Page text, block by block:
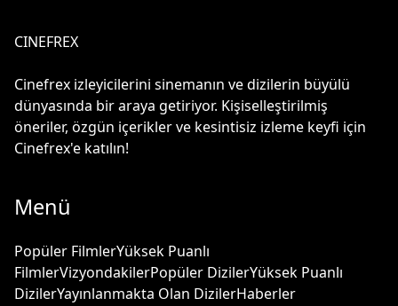
CINEFREX
Cinefrex izleyicilerini sinemanın ve dizilerin büyülü
dünyasında bir araya getiriyor. Kişiselleştirilmiş
öneriler, özgün içerikler ve kesintisiz izleme keyfi için
Cinefrex'e katılın!
Menü
Popüler FilmlerYüksek Puanlı
FilmlerVizyondakilerPopüler DizilerYüksek Puanlı
DizilerYayınlanmakta Olan DizilerHaberler